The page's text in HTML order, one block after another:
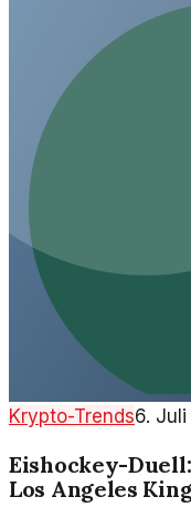
Krypto-Trends6.
Eishockey-
Los Angeles